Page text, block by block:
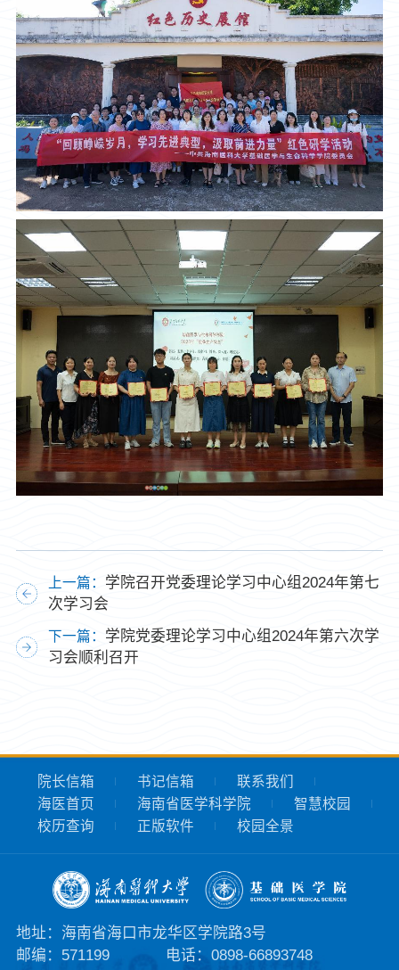
上一篇： 学院召开党委理论学习中心组2024年第七
次学习会
下一篇： 学院党委理论学习中心组2024年第六次学
习会顺利召开
院长信箱 书记信箱
联系我们
海医首页
海南省医学科学院
智慧校园
校历查询
正版软件 校园全景
地址：海南省海口市龙华区学院路3号
邮编：571199
电话：0898-66893748